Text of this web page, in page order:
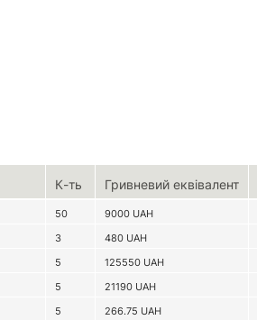
К-ть Гривневий еквівалент
50 9000 UAH
3 480 UAH
5 125550 UAH
5 21190 UAH
5 266.75 UAH